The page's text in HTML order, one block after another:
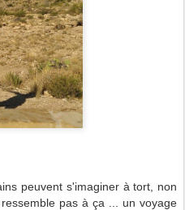
peuvent s'imaginer à tort, non
pas à ça ... un voyage